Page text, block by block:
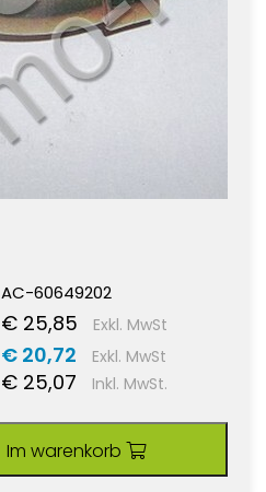
AC-60649202
€ 25,85 Exkl. MwSt
€ 20,72 Exkl. MwSt
€ 25,07 Inkl. MwSt.
Im warenkorb